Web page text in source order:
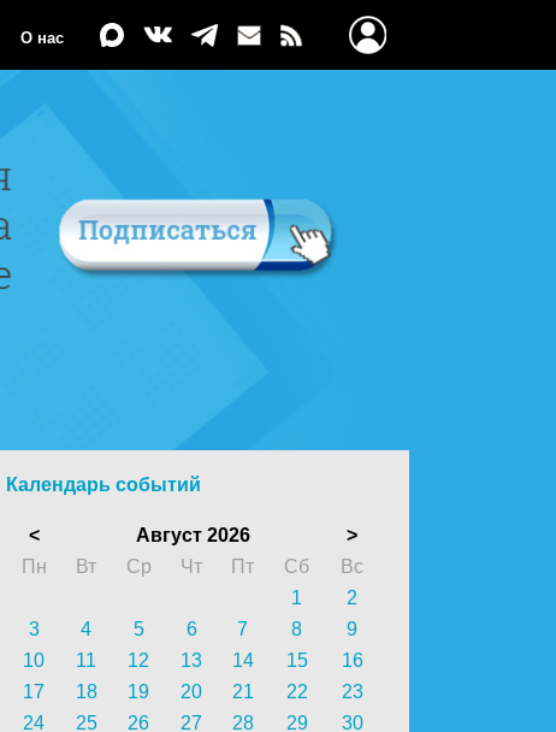
О нас
Календарь событий
< Август 2026
>
Пн
Вт Ср Чт Пт Сб
Вс
1
2
3
4 5 6 7 8
9
10
11 12 13 14 15
16
17
18 19 20 21 22
23
24
25 26 27 28 29
30